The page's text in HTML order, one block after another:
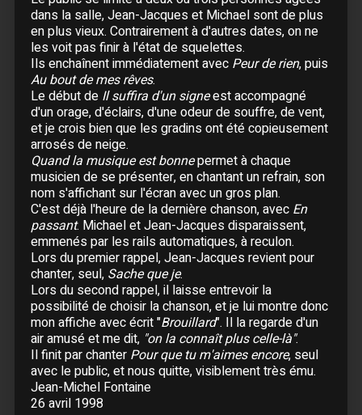
04 Juin :Limoges - Palais des Sports
05 Juin : Bordeaux- Patinoire Mériadeck
06 Juin :Pau
08 Juin : Paris- Zénith
11 Juin :Paris- Zénith
13 Juin :Paris - Zénith
14 Juin : Paris- Zénith
15 Juin :Paris
- Zénith
16 Juin :Paris- Zénith
Août
03 Août :Lyon- Théâtre de Fourvière
04 Août :Aix-les-Bains- Théâtre de Verdure
05 Août :Vienne- Théâtre Antique
07 Août :Nîmes- Arènes
08 Août :Nîmes- Arènes
09 Août :Fréjus
10 Août :Béziers- Arènes
11 Août : Béziers- Arènes
12 Août :
dans la salle, Jean-Jacques et Michael sont de plus
en plus vieux. Contrairement à d'autres dates, on ne
les voit pas finir à l'état de squelettes.
Ils enchaînent immédiatement avec Peur de rien, puis
Au bout de mes rêves.
Le début de Il suffira d'un signeest accompagné
d'un orage, d'éclairs, d'une odeur de souffre, de vent,
et je crois bien que les gradins ont été copieusement
arrosés de neige.
Quand la musique est bonnepermet à chaque
musicien de se présenter, en chantant un refrain, son
nom s'affichant sur l'écran avec un gros plan.
C'est déjà l'heure de la dernière chanson, avec En
passant. Michael et Jean-Jacques disparaissent,
emmenés par les rails automatiques, à reculon.
Lors du premier rappel, Jean-Jacques revient pour
chanter, seul, Sache que je.
Lors du second rappel, il laisse entrevoir la
possibilité de choisir la chanson, et je lui montre donc
mon affiche avec écrit "Brouillard". Il la regarde d'un
air amusé et me dit, "on la connaît plus celle-là".
Il finit par chanter Pour que tu m'aimes encore, seul
avec le public, et nous quitte, visiblement très ému.
Jean-Michel Fontaine
26 avril 1998